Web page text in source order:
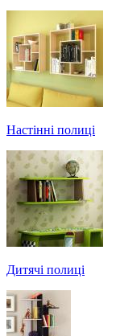
Настінні полиці
Дитячі полиці